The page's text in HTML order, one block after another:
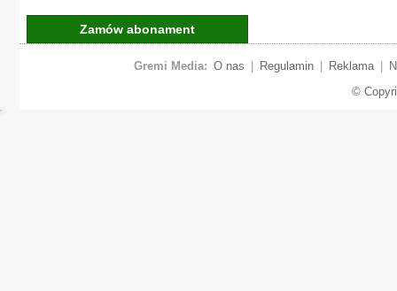
Zamów abonament
Gremi Media: O nas Regulamin Reklama
©